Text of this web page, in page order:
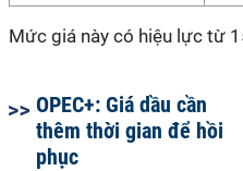
Mức giá này có hiệu lực từ
OPEC+: Giá dầu cần
thêm thời gian để hồi
phục